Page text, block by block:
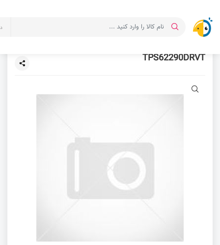
TPS62290DRVT